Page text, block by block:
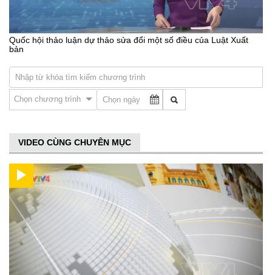
Quốc hội thảo luận dự thảo sửa đổi một số điều của Luật Xuất
bản
Chọn chương trình
VIDEO CÙNG CHUYÊN MỤC